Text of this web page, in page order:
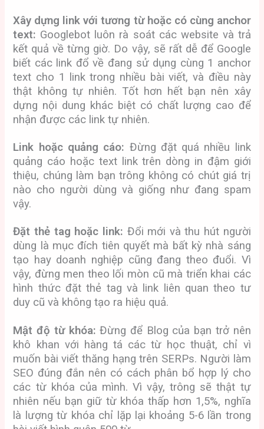
Xây dựng link với tương từ hoặc có cùng anchor
text: Googlebot luôn rà soát các website và trả
kết quả về từng giờ. Do vậy, sẽ rất dễ để Google
biết các link đổ về đang sử dụng cùng 1 anchor
text cho 1 link trong nhiều bài viết, và điều này
thật không tự nhiên. Tốt hơn hết bạn nên xây
dựng nội dung khác biệt có chất lượng cao để
nhận được các link tự nhiên.
Link hoặc quảng cáo: Đừng đặt quá nhiều link
quảng cáo hoặc text link trên dòng in đậm giới
thiệu, chúng làm bạn trông không có chút giá trị
nào cho người dùng và giống như đang spam
vậy.
Đặt thẻ tag hoặc link: Đổi mới và thu hút người
dùng là mục đích tiên quyết mà bất kỳ nhà sáng
tạo hay doanh nghiệp cũng đang theo đuổi. Vì
vậy, đừng men theo lối mòn cũ mà triển khai các
hình thức đặt thẻ tag và link liên quan theo tư
duy cũ và không tạo ra hiệu quả.
Mật độ từ khóa:Đừng để Blog của bạn trở nên
khô khan với hàng tá các từ học thuật, chỉ vì
muốn bài viết thăng hạng trên SERPs. Người làm
SEO đúng đắn nên có cách phân bổ hợp lý cho
các từ khóa của mình. Vì vậy, trông sẽ thật tự
nhiên nếu bạn giữ từ khóa thấp hơn 1,5%, nghĩa
là lượng từ khóa chỉ lặp lại khoảng 5-6 lần trong